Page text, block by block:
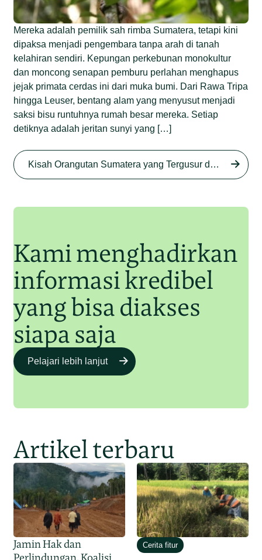
Sumatera di Rawa Tripa
Junaidi Hanafiah 27 Agu 2025
Begini Modus Perburuan
Mereka adalah pemilik sah rimba Sumatera, tetapi kini
dipaksa menjadi pengembara tanpa arah di tanah
kelahiran sendiri. Kepungan perkebunan monokultur
dan moncong senapan pemburu perlahan menghapus
jejak primata cerdas ini dari muka bumi. Dari Rawa Tripa
hingga Leuser, bentang alam yang menyusut menjadi
saksi bisu runtuhnya rumah besar mereka. Setiap
detiknya adalah jeritan sunyi yang […]
Kisah Orangutan Sumatera yang Tergusur dari Rumah Sendiri series
Kami menghadirkan
informasi kredibel
yang bisa diakses
siapa saja
Pelajari lebih lanjut
Artikel terbaru
Jamin Hak dan
Cerita fitur